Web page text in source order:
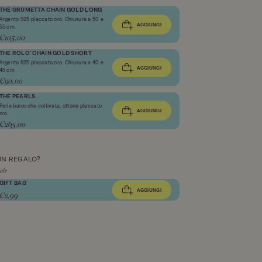
GRUMETTA CHAIN GOLD LONG
925 placcato oro. Chiusura a 50 e
cm.
AGGIUNGI
ROLO' CHAIN GOLD SHORT
925 placcato oro. Chiusura a 40 e
cm.
AGGIUNGI
PEARLS
barocche coltivate, ottone placcato
AGGIUNGI
REGALO?
BAG
AGGIUNGI